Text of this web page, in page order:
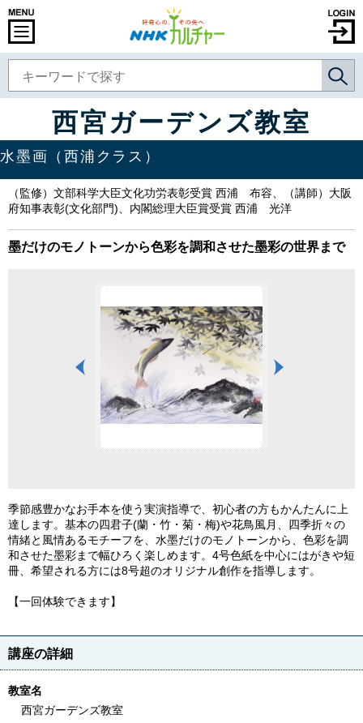
西宮ガーデンズ教室
水墨画（西浦クラス）
（監修）文部科学大臣文化功労表彰受賞 西浦 布容、（講師）大阪
府知事表彰(文化部門)、内閣総理大臣賞受賞 西浦 光洋
墨だけのモノトーンから色彩を調和させた墨彩の世界まで
季節感豊かなお手本を使う実演指導で、初心者の方もかんたんに上
達します。基本の四君子(蘭・竹・菊・梅)や花鳥風月、四季折々の
情緒と風情あるモチーフを、水墨だけのモノトーンから、色彩を調
和させた墨彩まで幅ひろく楽しめます。4号色紙を中心にはがきや短
冊、希望される方には8号超のオリジナル創作を指導します。
【一回体験できます】
講座の詳細
教室名
西宮ガーデンズ教室